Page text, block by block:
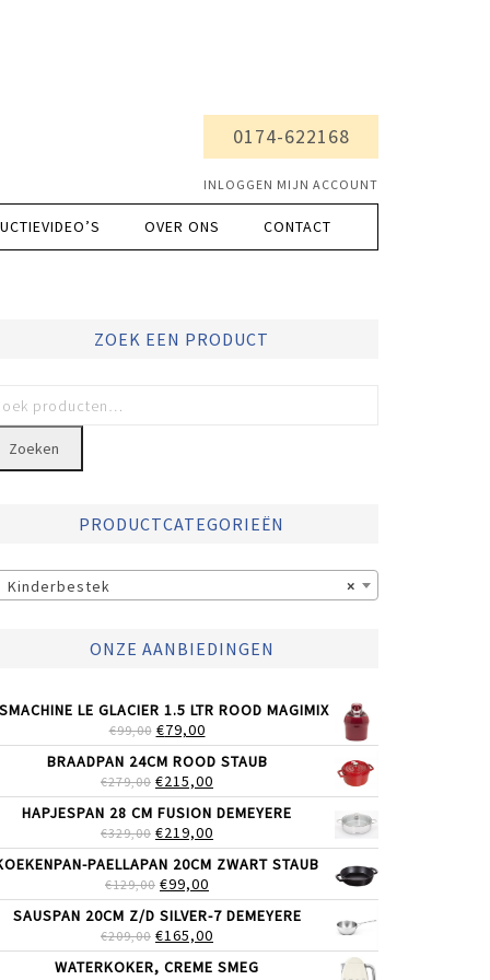
0174-622168
INLOGGEN MIJN ACCOUNT
OVER ONS CONTACT
ZOEK EEN PRODUCT
Zoeken
PRODUCTCATEGORIEËN
×
Kinderbestek
ONZE AANBIEDINGEN
LE GLACIER 1.5 LTR ROOD MAGIMIX
€99,00 OORSPRONKELIJKE
PRIJS
WAS:
€99,00.
€79,00HUIDIGE
PRIJS
IS:
€79,00.
BRAADPAN 24CM ROOD STAUB
€279,00 OORSPRONKELIJKE
PRIJS
WAS:
€279,00.
€215,00
PRIJS
IS:
€215,00.
HAPJESPAN 28 CM FUSION DEMEYERE
€329,00 OORSPRONKELIJKE
PRIJS
WAS:
€329,00.
€219,00
PRIJS
IS:
PAELLAPAN 20CM ZWART STAUB
€129,00 OORSPRONKELIJKE
PRIJS
WAS:
€129,00.
€99,00
PRIJS
IS:
€99,00.
SAUSPAN 20CM Z/D SILVER-7 DEMEYERE
€209,00 OORSPRONKELIJKE
PRIJS
WAS:
€165,00
PRIJS
IS:
WATERKOKER, CREME SMEG